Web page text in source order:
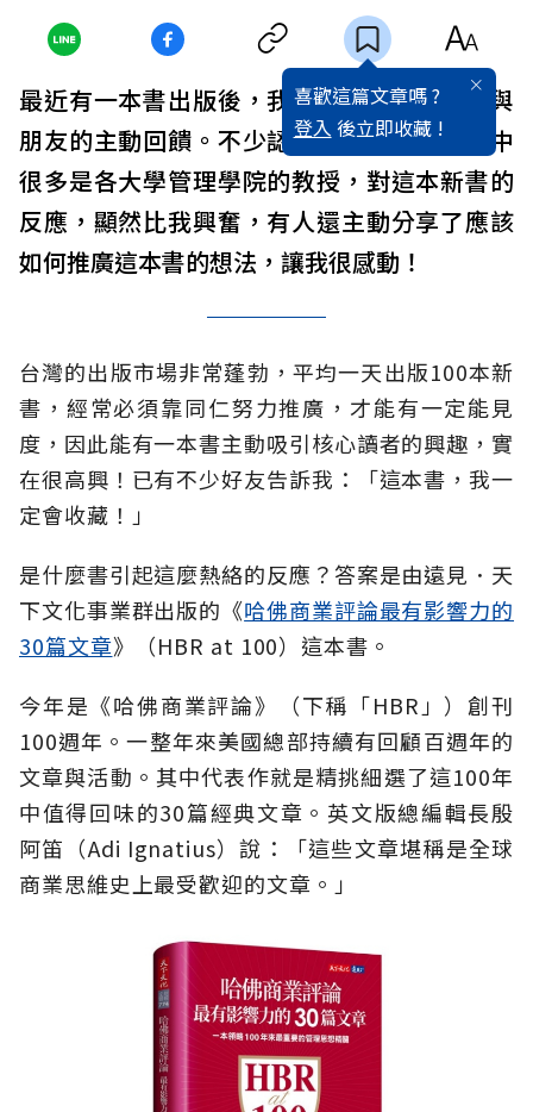
喜歡這篇文章嗎 ?
登入 後立即收藏 !
最近有一本書出版後，我意外得到很多師長與
朋友的主動回饋。不少認識多年的朋友、其中
很多是各大學管理學院的教授，對這本新書的
反應，顯然比我興奮，有人還主動分享了應該
如何推廣這本書的想法，讓我很感動！
台灣的出版市場非常蓬勃，平均一天出版100本新
書，經常必須靠同仁努力推廣，才能有一定能見
度，因此能有一本書主動吸引核心讀者的興趣，實
在很高興！已有不少好友告訴我：「這本書，我一
定會收藏！」
是什麼書引起這麼熱絡的反應？答案是由遠見．天
下文化事業群出版的《哈佛商業評論最有影響力的
30篇文章》（HBR at 100）這本書。
今年是《哈佛商業評論》（下稱「HBR」）創刊
100週年。一整年來美國總部持續有回顧百週年的
文章與活動。其中代表作就是精挑細選了這100年
中值得回味的30篇經典文章。英文版總編輯長殷
阿笛（Adi Ignatius）說：「這些文章堪稱是全球
商業思維史上最受歡迎的文章。」